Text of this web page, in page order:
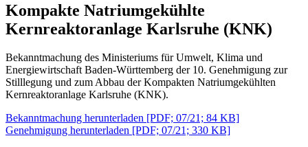
Kompakte Natriumgekühlte
Kernreaktoranlage Karlsruhe (KNK)
Bekanntmachung des Ministeriums für Umwelt, Klima und
Energiewirtschaft Baden-Württemberg der 10. Genehmigung zur
Stilllegung und zum Abbau der Kompakten Natriumgekühlten
Kernreaktoranlage Karlsruhe (KNK).
Bekanntmachung herunterladen [PDF; 07/21; 84 KB]
Genehmigung herunterladen [PDF; 07/21; 330 KB]